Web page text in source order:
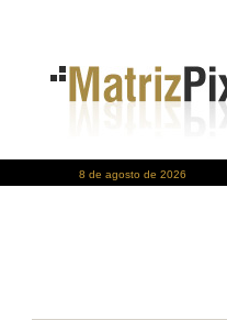
8 de agosto de 2026